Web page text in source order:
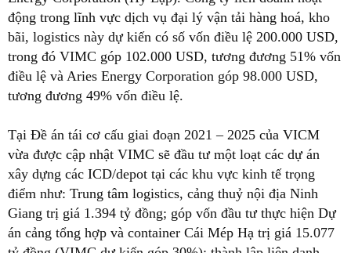
động trong lĩnh vực dịch vụ đại lý vận tải hàng hoá, kho
bãi, logistics này dự kiến có số vốn điều lệ 200.000 USD,
trong đó VIMC góp 102.000 USD, tương đương 51% vốn
điều lệ và Aries Energy Corporation góp 98.000 USD,
tương đương 49% vốn điều lệ.
Tại Đề án tái cơ cấu giai đoạn 2021 – 2025 của VICM
vừa được cập nhật VIMC sẽ đầu tư một loạt các dự án
xây dựng các ICD/depot tại các khu vực kinh tế trọng
điểm như: Trung tâm logistics, cảng thuỷ nội địa Ninh
Giang trị giá 1.394 tỷ đồng; góp vốn đầu tư thực hiện Dự
án cảng tổng hợp và container Cái Mép Hạ trị giá 15.077